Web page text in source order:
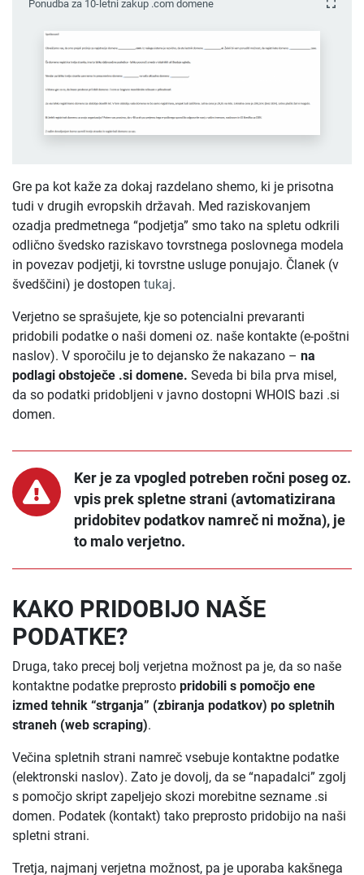
Ponudba za 10-letni zakup .com domene
Gre pa kot kaže za dokaj razdelano shemo, ki je prisotna
tudi v drugih evropskih državah. Med raziskovanjem
ozadja predmetnega “podjetja” smo tako na spletu odkrili
odlično švedsko raziskavo tovrstnega poslovnega modela
in povezav podjetji, ki tovrstne usluge ponujajo. Članek (v
švedščini) je dostopen tukaj.
Verjetno se sprašujete, kje so potencialni prevaranti
pridobili podatke o naši domeni oz. naše kontakte (e-poštni
naslov). V sporočilu je to dejansko že nakazano – na
podlagi obstoječe .si domene. Seveda bi bila prva misel,
da so podatki pridobljeni v javno dostopni WHOIS bazi .si
domen.
Ker je za vpogled potreben ročni poseg oz.
vpis prek spletne strani (avtomatizirana
pridobitev podatkov namreč ni možna), je
to malo verjetno.
KAKO PRIDOBIJO NAŠE
PODATKE?
Druga, tako precej bolj verjetna možnost pa je, da so naše
kontaktne podatke preprosto pridobili s pomočjo ene
izmed tehnik “strganja” (zbiranja podatkov) po spletnih
straneh (web scraping).
Večina spletnih strani namreč vsebuje kontaktne podatke
(elektronski naslov). Zato je dovolj, da se “napadalci” zgolj
s pomočjo skript zapeljejo skozi morebitne sezname .si
domen. Podatek (kontakt) tako preprosto pridobijo na naši
spletni strani.
Tretja, najmanj verjetna možnost, pa je uporaba kakšnega